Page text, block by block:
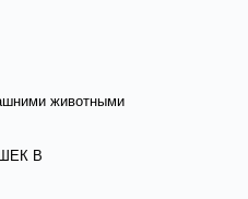
животными
В